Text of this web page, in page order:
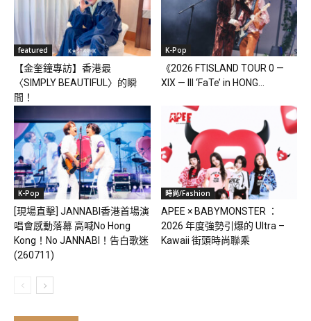
featured
【金奎鐘專訪】香港最
〈SIMPLY BEAUTIFUL〉的瞬
間！
K-Pop
《2026 FTISLAND TOUR 0 —
XIX — III ‘FaTe’ in HONG...
K-Pop
[現場直擊] JANNABI香港首場演
唱會感動落幕 高喊No Hong
Kong！No JANNABI！告白歌迷
(260711)
時尚/Fashion
APEE × BABYMONSTER ：
2026 年度強勢引爆的 Ultra –
Kawaii 街頭時尚聯乘